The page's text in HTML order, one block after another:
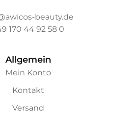
beauty.de
170 44 92 58 0
Allgemein
Mein Konto
Kontakt
Versand